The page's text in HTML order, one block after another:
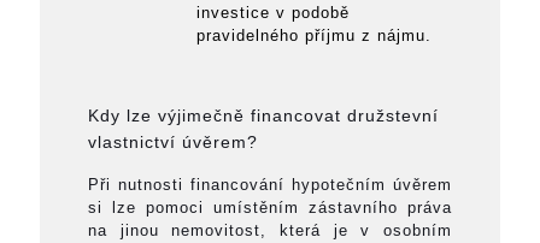
investice v podobě
pravidelného příjmu z nájmu.
Kdy lze výjimečně financovat družstevní
vlastnictví úvěrem?
Při nutnosti financování hypotečním úvěrem
si lze pomoci umístěním zástavního práva
na jinou nemovitost, která je v osobním